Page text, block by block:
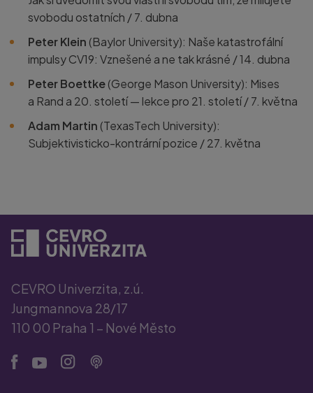
svobodu ostatních / 7. dubna
Peter Klein (Baylor University): Naše katastrofální
impulsy CV19: Vznešené a ne tak krásné / 14. dubna
Peter Boettke(George Mason University): Mises
a Rand a 20. století — lekce pro 21. století / 7. května
Adam Martin (TexasTech University):
Subjektivisticko-kontrární pozice / 27. května
CEVRO Univerzita, z.ú.
Jungmannova 28/17
110 00 Praha 1 – Nové Město